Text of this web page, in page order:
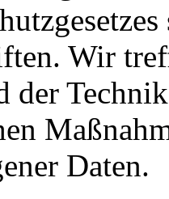
Wir
der
Daten.